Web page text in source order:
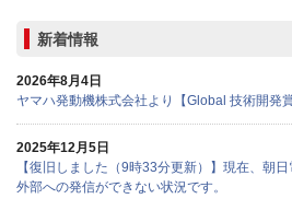
新着情報
2026年8月4日
ヤマハ発動機株式会社より【Global 技術開発
2025年12月5日
【復旧しました（9時33分更新）】現在、朝
外部への発信ができない状況です。